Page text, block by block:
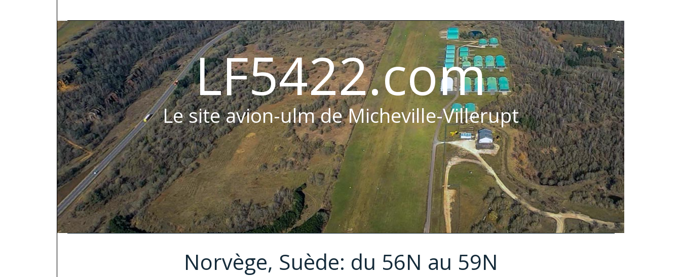
LF5422.com
Le site avion-ulm de Micheville-Villerupt
Norvège, Suède: du 56N au 59N